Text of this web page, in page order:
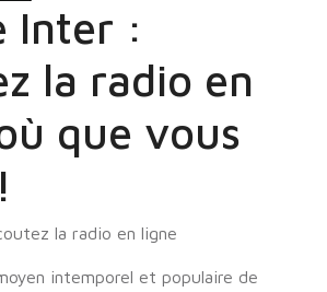
Inter :
la radio en
que vous
la radio en ligne
intemporel et populaire de